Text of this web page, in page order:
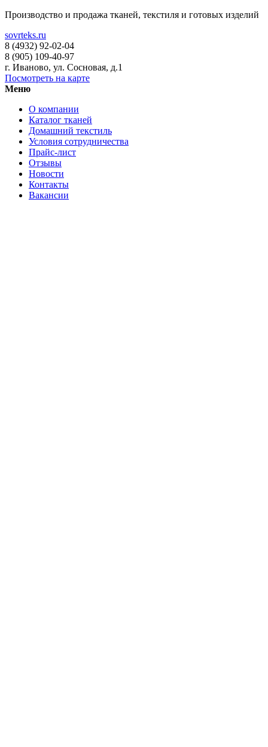
Производство и продажа тканей, текстиля и готовых изделий
sovrteks.ru
8 (4932) 92-02-04
8 (905) 109-40-97
г. Иваново, ул. Сосновая, д.1
Посмотреть на карте
Меню
О компании
Каталог тканей
Домашний текстиль
Условия сотрудничества
Прайс-лист
Отзывы
Новости
Контакты
Вакансии